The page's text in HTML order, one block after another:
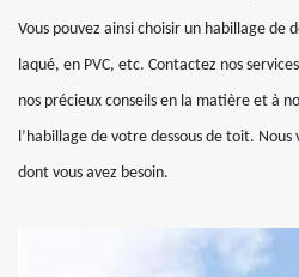
Vous pouvez ainsi choisir un habillage de
laqué, en PVC, etc. Contactez nos
nos précieux conseils en la matière et à
l’habillage de votre dessous de toit.
dont vous avez besoin.